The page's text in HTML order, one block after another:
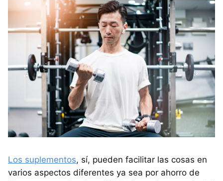
Los suplementos, sí, pueden facilitar las cosas en
varios aspectos diferentes ya sea por ahorro de